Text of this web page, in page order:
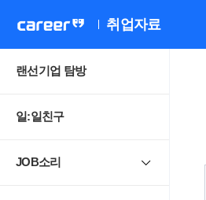
취업자료
랜선기업 탐방
일:일친구
JOB소리